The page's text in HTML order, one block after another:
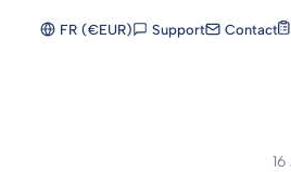
FR (€EUR) Support Contact
16